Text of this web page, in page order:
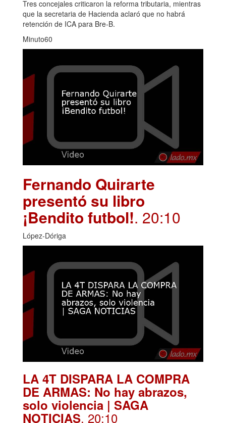
Tres concejales criticaron la reforma tributaria, mientras
que la secretaria de Hacienda aclaró que no habrá
retención de ICA para Bre-B.
Minuto60
Fernando Quirarte
presentó su libro
¡Bendito futbol!. 20:10
López-Dóriga
LA 4T DISPARA LA COMPRA
DE ARMAS: No hay abrazos,
solo violencia | SAGA
NOTICIAS. 20:10